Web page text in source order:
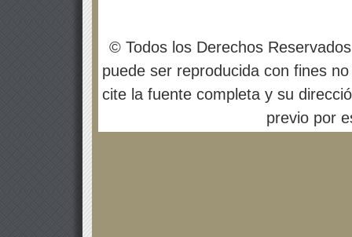
© Todos los Derechos
puede ser reproducida con fines
cite la fuente completa y su
previo por